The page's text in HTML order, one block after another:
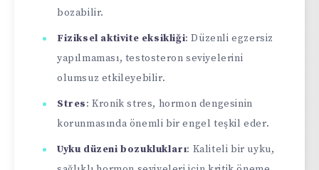
bozabilir.
Fiziksel aktivite eksikliği: Düzenli egzersiz
yapılmaması, testosteron seviyelerini
olumsuz etkileyebilir.
Stres: Kronik stres, hormon dengesinin
korunmasında önemli bir engel teşkil eder.
Uyku düzeni bozuklukları: Kaliteli bir uyku,